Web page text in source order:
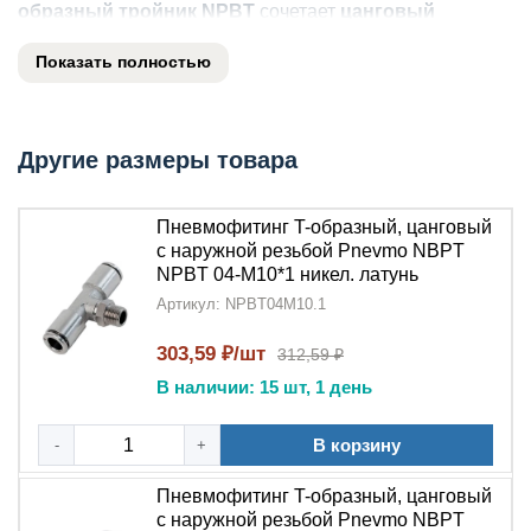
образный тройник NPBT сочетает цанговый
NPT, обеспечивая надежное трехстороннее
коррозионной стойкостью и длительным сроком
Ключевые преимущества:
Надежное соединение:Пневмофитинг T-
образный тройникобеспечивает герметичность
благодаря
резьбе NPT
латунь гарантирует устойчивость к коррозии и
механическим повреждениям
Удобство монтажа:Цанговая
Показать полностью
Другие размеры товара
Пневмофитинг T-образный, цанговый
с наружной резьбой Pnevmo NBPT
NPBT 04-M10*1 никел. латунь
Артикул: NPBT04M10.1
303,59 ₽/шт 312,59 ₽
В наличии: 15 шт, 1 день
- + В корзину
Пневмофитинг T-образный, цанговый
с наружной резьбой Pnevmo NBPT